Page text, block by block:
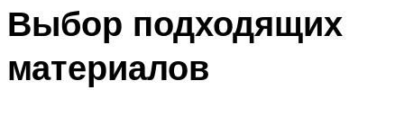
Выбор подходящих
материалов